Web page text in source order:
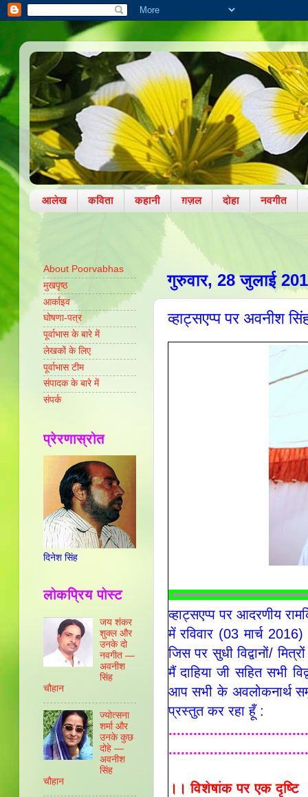
आलेख कविता कहानी ग़ज़ल दोहा नवगीत
गुरुवार, 28 जुलाई
व्हाट्सएप्प पर अवनीश
व्हाट्सएप्प पर आदरणीय
में रविवार (03 मार्च
जिस पर सुधी विद्वानों/
मैं दाहिया जी सहित सभी
आप सभी के अवलोकनार्थ
प्रस्तुत कर रहा हूँ :
।। विशेषांक पर एक दृष्टि
About Poorvabhas
मुखपृष्ठ
आर्काइव
घोषणा-पत्र
पूर्वाभास के बारे में
लेखकों के लिए
पूर्वाभास टीम
संपादक के बारे में
संपर्क
प्रेरणास्रोत
दिनेश सिंह
लोकप्रिय पोस्ट
जय शंकर
शुक्ल और
उनके दो
नवगीत —
अवनीश
सिंह
चौहान
ज्योत्सना
शर्मा और
उनके कुछ
दोहे —
अवनीश
सिंह
चौहान